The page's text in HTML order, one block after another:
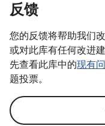
反馈
您的反馈将帮助我们
或对此库有任何改进
先查看此库中的现有
题投票。